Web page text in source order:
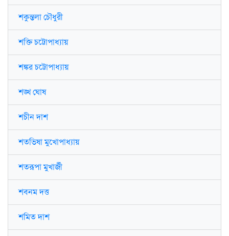
শকুন্তলা চৌধুরী
শক্তি চট্টোপাধ্যায়
শঙ্কর চট্টোপাধ্যায়
শঙ্খ ঘোষ
শচীন দাশ
শতভিষা মুখোপাধ্যায়
শতরূপা মুখার্জী
শবনম দত্ত
শমিত দাশ